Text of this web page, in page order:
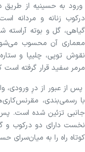
ورود به حسینیه از
درکوب زنانه و مردانه
گیاهی، گل و بوته
معماری آن محسوب
نقوش توپی، چلیپا و
مرمر سفید قرار گرفته است
پس از عبور از درِ
با رسمی‌بندی،
جانبی تزئین شده است. پس
نخست دارای دو درکوب و
کوتاه راه را به میان‌سرای